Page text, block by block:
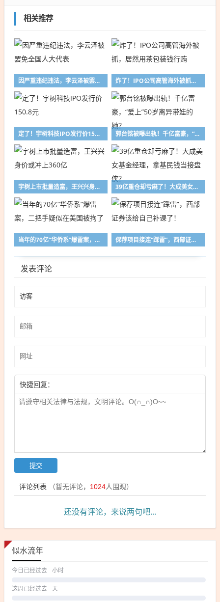
相关推荐
因严重违纪违法，李云泽被罢免全国人大代表 炸了！IPO公司高管海外被抓，居然用茶包装钱行贿
定了！宇树科技IPO发行价150.8元 郭台铭被曝出轨！千亿富豪，“爱上”50岁离异带娃的她？
宇树上市批量造富，王兴兴身价或冲上360亿 39亿重仓却亏麻了！大成美女基金经理，拿基民钱当接盘侠？
当年的70亿“华侨系”爆雷案，二把手疑似在美国被拘了 保荐项目接连“踩雷”，西部证券该给自己补课了！
发表评论
快捷回复：
评论列表 （暂无评论， 1024人围观）
还没有评论，来说两句吧...
似水流年
今日已经过去 小时
这周已经过去 天